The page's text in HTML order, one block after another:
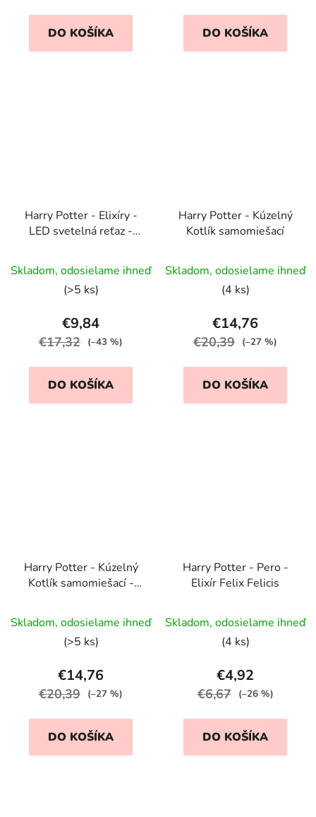
DO KOŠÍKA DO KOŠÍKA
Harry Potter - Elixíry -
LED svetelná reťaz -
Skladom, odosielame ihneď
(>5 ks)
€9,84
€17,32 (–43 %)
DO KOŠÍKA
Harry Potter - Kúzelný
Kotlík samomiešací
hodnotenie
produktu
je
5,0
hviezdičiek.
Skladom, odosielame ihneď
(4 ks)
€14,76
€20,39 (–27 %)
DO KOŠÍKA
Harry Potter - Kúzelný
Kotlík samomiešací -
Skladom, odosielame ihneď
(>5 ks)
€14,76
€20,39 (–27 %)
DO KOŠÍKA
Harry Potter - Pero -
Elixír Felix Felicis
Skladom, odosielame ihneď
(4 ks)
€4,92
€6,67 (–26 %)
DO KOŠÍKA